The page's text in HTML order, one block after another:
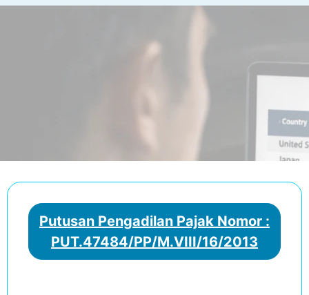
Putusan Pengadilan Pajak Nomor :
PUT.47484/PP/M.VIII/16/2013